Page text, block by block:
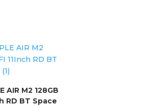
AIR M2 128GB
RD BT Space